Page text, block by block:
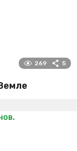
269 5